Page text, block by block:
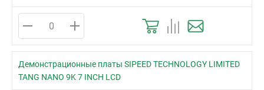
Демонстрационные платы SIPEED TECHNOLOGY LIMITED
TANG NANO 9K 7 INCH LCD